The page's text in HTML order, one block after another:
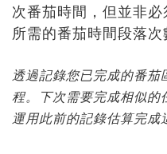
次番茄時間，但並非
所需的番茄時間段落次
透過記錄您已完成的番茄
程。下次需要完成相似的
運用此前的記錄估算完成